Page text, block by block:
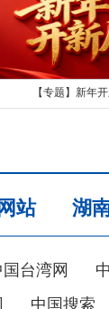
【专题】新年
站 湖
国台湾网
中国搜索